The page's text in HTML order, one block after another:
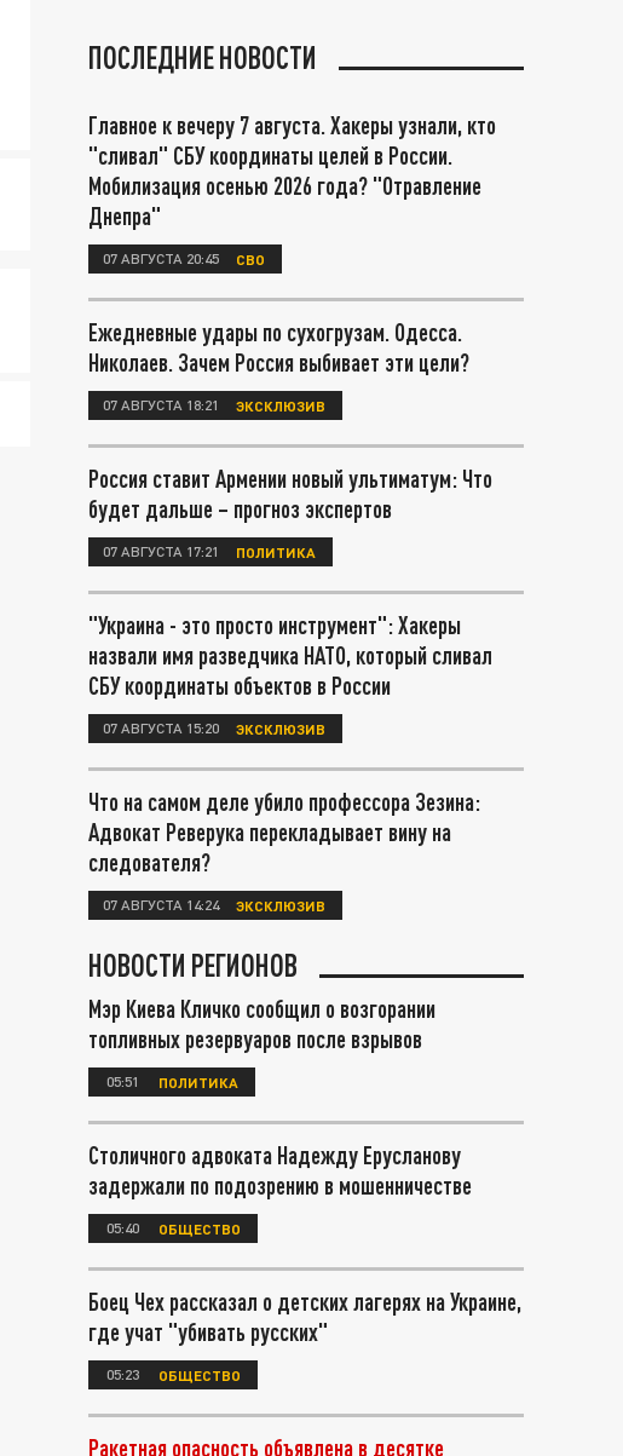
ПОСЛЕДНИЕ НОВОСТИ
Главное к вечеру 7 августа. Хакеры узнали, кто
"сливал" СБУ координаты целей в России.
Мобилизация осенью 2026 года? "Отравление
Днепра"
07 АВГУСТА 20:45 СВО
Ежедневные удары по сухогрузам. Одесса.
Николаев. Зачем Россия выбивает эти цели?
07 АВГУСТА 18:21 ЭКСКЛЮЗИВ
Россия ставит Армении новый ультиматум: Что
будет дальше – прогноз экспертов
07 АВГУСТА 17:21 ПОЛИТИКА
"Украина - это просто инструмент": Хакеры
назвали имя разведчика НАТО, который сливал
СБУ координаты объектов в России
07 АВГУСТА 15:20 ЭКСКЛЮЗИВ
Что на самом деле убило профессора Зезина:
Адвокат Реверука перекладывает вину на
следователя?
07 АВГУСТА 14:24 ЭКСКЛЮЗИВ
НОВОСТИ РЕГИОНОВ
Мэр Киева Кличко сообщил о возгорании
топливных резервуаров после взрывов
05:51 ПОЛИТИКА
Столичного адвоката Надежду Ерусланову
задержали по подозрению в мошенничестве
05:40 ОБЩЕСТВО
Боец Чех рассказал о детских лагерях на Украине,
где учат "убивать русских"
05:23 ОБЩЕСТВО
Ракетная опасность объявлена в десятке